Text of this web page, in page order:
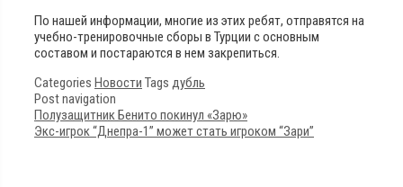
По нашей информации, многие из этих ребят, отправятся на
учебно-тренировочные сборы в Турции с основным
составом и постараются в нем закрепиться.
Categories Новости Tags дубль
Post navigation
Полузащитник Бенито покинул «Зарю»
Экс-игрок “Днепра-1” может стать игроком “Зари”